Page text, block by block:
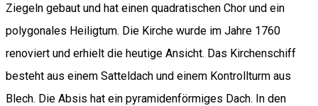
Ziegeln gebaut und hat einen quadratischen Chor und ein
polygonales Heiligtum. Die Kirche wurde im Jahre 1760
renoviert und erhielt die heutige Ansicht. Das Kirchenschiff
besteht aus einem Satteldach und einem Kontrollturm aus
Blech. Die Absis hat ein pyramidenförmiges Dach. In den